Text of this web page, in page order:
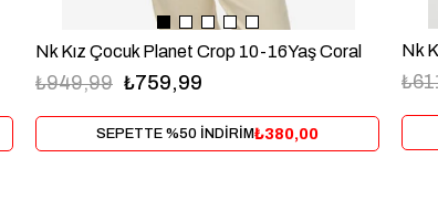
Nk Kız Çocuk Planet Crop 10-16Yaş Coral
₺759,99
₺949,99
SEPETTE %50 İNDİRİM₺380,00
Nk